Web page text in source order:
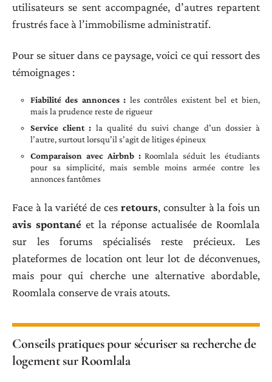
utilisateurs se sent accompagnée, d’autres repartent
frustrés face à l’immobilisme administratif.
Pour se situer dans ce paysage, voici ce qui ressort des
témoignages :
Fiabilité des annonces : les contrôles existent bel et bien,
mais la prudence reste de rigueur
Service client : la qualité du suivi change d’un dossier à
l’autre, surtout lorsqu’il s’agit de litiges épineux
Comparaison avec Airbnb :Roomlala séduit les étudiants
pour sa simplicité, mais semble moins armée contre les
annonces fantômes
Face à la variété de ces retours, consulter à la fois un
avis spontané et la réponse actualisée de Roomlala
sur les forums spécialisés reste précieux. Les
plateformes de location ont leur lot de déconvenues,
mais pour qui cherche une alternative abordable,
Roomlala conserve de vrais atouts.
Conseils pratiques pour sécuriser sa recherche de
logement sur Roomlala